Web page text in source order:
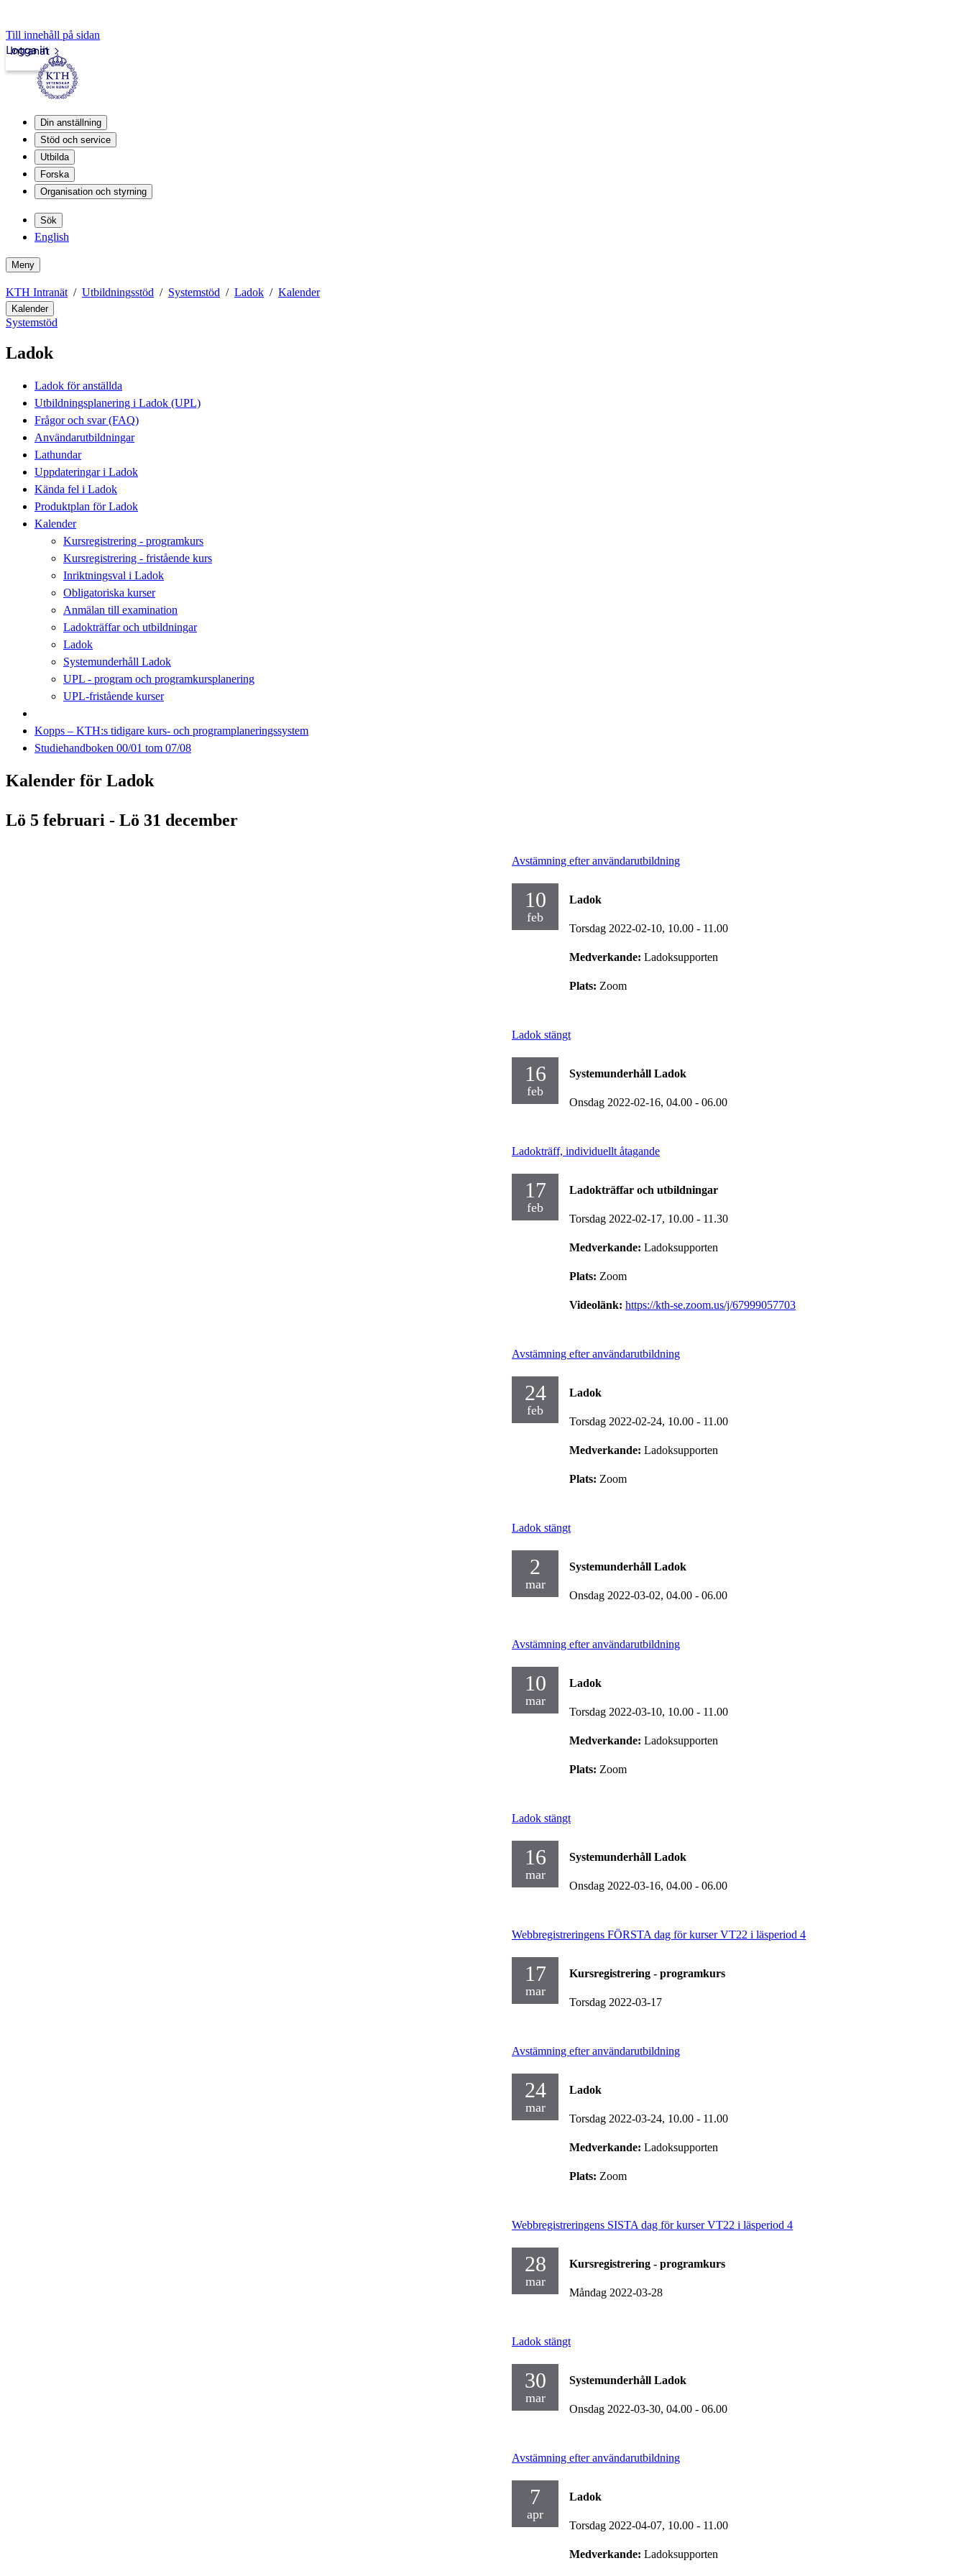
Till innehåll på sidan
Intranät
Logga in
Din anställning
Stöd och service
Utbilda
Forska
Organisation och styrning
Sök
English
Meny
KTH Intranät Utbildningsstöd Systemstöd Ladok Kalender
Kalender
Systemstöd
Ladok
Ladok för anställda
Utbildningsplanering i Ladok (UPL)
Frågor och svar (FAQ)
Användarutbildningar
Lathundar
Uppdateringar i Ladok
Kända fel i Ladok
Produktplan för Ladok
Kalender
Kursregistrering - programkurs
Kursregistrering - fristående kurs
Inriktningsval i Ladok
Obligatoriska kurser
Anmälan till examination
Ladokträffar och utbildningar
Ladok
Systemunderhåll Ladok
UPL - program och programkursplanering
UPL-fristående kurser
Kopps – KTH:s tidigare kurs- och programplaneringssystem
Studiehandboken 00/01 tom 07/08
Kalender för Ladok
Lö 5 februari - Lö 31 december
Avstämning efter användarutbildning
10
feb
Ladok
Torsdag 2022-02-10, 10.00 - 11.00
Medverkande: Ladoksupporten
Plats: Zoom
Ladok stängt
16
feb
Systemunderhåll Ladok
Onsdag 2022-02-16, 04.00 - 06.00
Ladokträff, individuellt åtagande
17
feb
Ladokträffar och utbildningar
Torsdag 2022-02-17, 10.00 - 11.30
Medverkande: Ladoksupporten
Plats: Zoom
Videolänk: https://kth-se.zoom.us/j/67999057703
Avstämning efter användarutbildning
24
feb
Ladok
Torsdag 2022-02-24, 10.00 - 11.00
Medverkande: Ladoksupporten
Plats: Zoom
Ladok stängt
2
mar
Systemunderhåll Ladok
Onsdag 2022-03-02, 04.00 - 06.00
Avstämning efter användarutbildning
10
mar
Ladok
Torsdag 2022-03-10, 10.00 - 11.00
Medverkande: Ladoksupporten
Plats: Zoom
Ladok stängt
16
mar
Systemunderhåll Ladok
Onsdag 2022-03-16, 04.00 - 06.00
Webbregistreringens FÖRSTA dag för kurser VT22 i läsperiod 4
17
mar
Kursregistrering - programkurs
Torsdag 2022-03-17
Avstämning efter användarutbildning
24
mar
Ladok
Torsdag 2022-03-24, 10.00 - 11.00
Medverkande: Ladoksupporten
Plats: Zoom
Webbregistreringens SISTA dag för kurser VT22 i läsperiod 4
28
mar
Kursregistrering - programkurs
Måndag 2022-03-28
Ladok stängt
30
mar
Systemunderhåll Ladok
Onsdag 2022-03-30, 04.00 - 06.00
Avstämning efter användarutbildning
7
apr
Ladok
Torsdag 2022-04-07, 10.00 - 11.00
Medverkande: Ladoksupporten